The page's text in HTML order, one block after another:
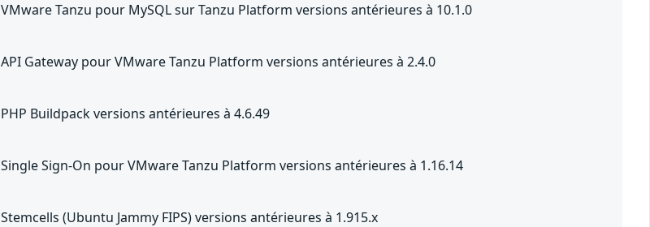
VMware Tanzu pour MySQL sur Tanzu Platform versions antérieures à 10.1.0
API Gateway pour VMware Tanzu Platform versions antérieures à 2.4.0
PHP Buildpack versions antérieures à 4.6.49
Single Sign-On pour VMware Tanzu Platform versions antérieures à 1.16.14
Stemcells (Ubuntu Jammy FIPS) versions antérieures à 1.915.x